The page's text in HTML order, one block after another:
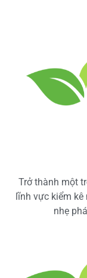
Trở thành một
lĩnh vực kiểm
nhẹ